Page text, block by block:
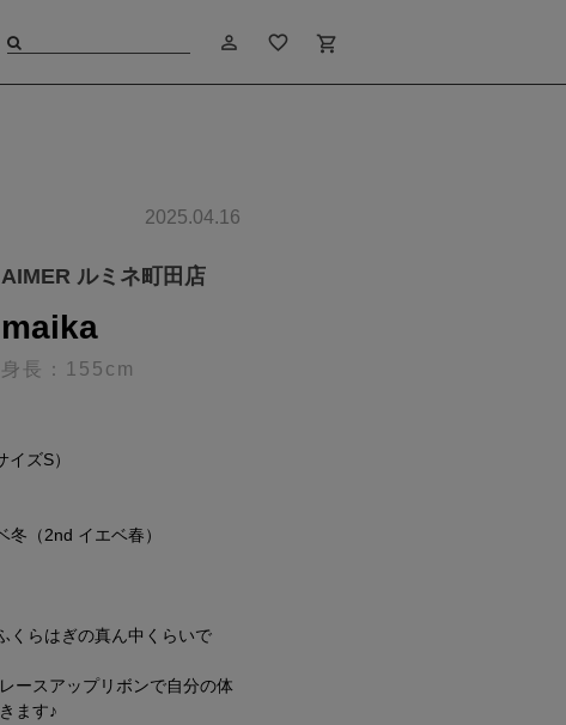
person_outline favorite_border shopping_cart
2025.04.16
AIMER ルミネ町田店
maika
身長：155cm
ズS）
冬（2nd イエベ春）
くらはぎの真ん中くらいで
ースアップリボンで自分の体
ます♪